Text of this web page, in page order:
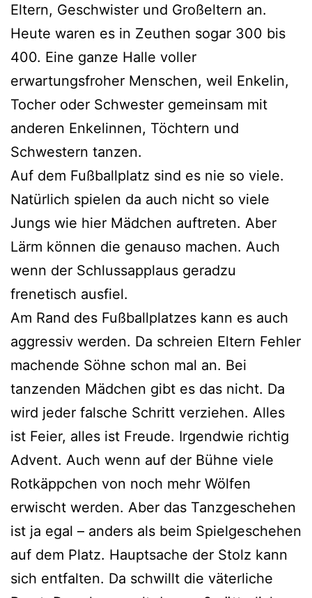
Eltern, Geschwister und Großeltern an.
Heute waren es in Zeuthen sogar 300 bis
400. Eine ganze Halle voller
erwartungsfroher Menschen, weil Enkelin,
Tocher oder Schwester gemeinsam mit
anderen Enkelinnen, Töchtern und
Schwestern tanzen.
Auf dem Fußballplatz sind es nie so viele.
Natürlich spielen da auch nicht so viele
Jungs wie hier Mädchen auftreten. Aber
Lärm können die genauso machen. Auch
wenn der Schlussapplaus geradzu
frenetisch ausfiel.
Am Rand des Fußballplatzes kann es auch
aggressiv werden. Da schreien Eltern Fehler
machende Söhne schon mal an. Bei
tanzenden Mädchen gibt es das nicht. Da
wird jeder falsche Schritt verziehen. Alles
ist Feier, alles ist Freude. Irgendwie richtig
Advent. Auch wenn auf der Bühne viele
Rotkäppchen von noch mehr Wölfen
erwischt werden. Aber das Tanzgeschehen
ist ja egal – anders als beim Spielgeschehen
auf dem Platz. Hauptsache der Stolz kann
sich entfalten. Da schwillt die väterliche